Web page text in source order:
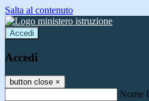
Salta al contenuto
Accedi
Accedi
button close ×
Nome